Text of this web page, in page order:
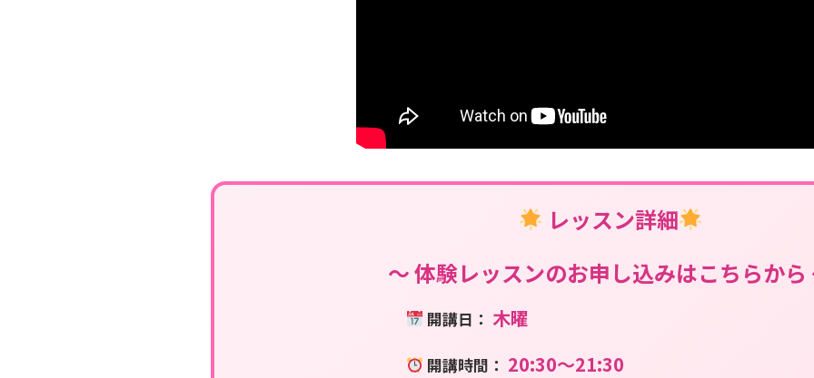
レッスン詳細
〜 体験レッスンのお申し込みはこちらから
開講日： 木曜
開講時間： 20:30〜21:30